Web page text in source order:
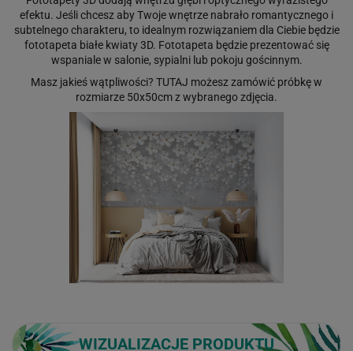
efektu. Jeśli chcesz aby Twoje wnętrze nabrało romantycznego i
subtelnego charakteru, to idealnym rozwiązaniem dla Ciebie będzie
fototapeta białe kwiaty 3D. Fototapeta będzie prezentować się
wspaniale w salonie, sypialni lub pokoju gościnnym.
Masz jakieś wątpliwości? TUTAJ możesz zamówić próbkę w
rozmiarze 50x50cm z wybranego zdjęcia.
WIZUALIZACJE PRODUKTU